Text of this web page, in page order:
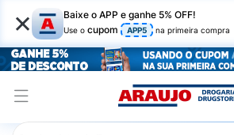
× Baixe o APP e ganhe 5% OFF!
Use o cupom APP5 na primeira compra